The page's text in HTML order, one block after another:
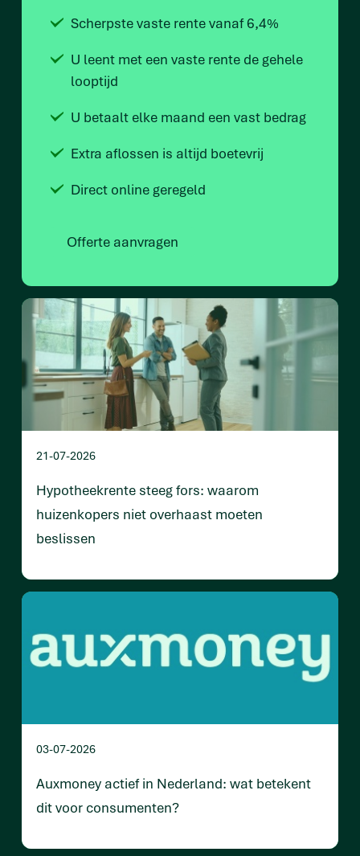
Scherpste vaste rente vanaf 6,4%
U leent met een vaste rente de gehele
looptijd
U betaalt elke maand een vast bedrag
Extra aflossen is altijd boetevrij
Direct online geregeld
Offerte aanvragen
21-07-2026
Hypotheekrente steeg fors: waarom
huizenkopers niet overhaast moeten
beslissen
03-07-2026
Auxmoney actief in Nederland: wat betekent
dit voor consumenten?